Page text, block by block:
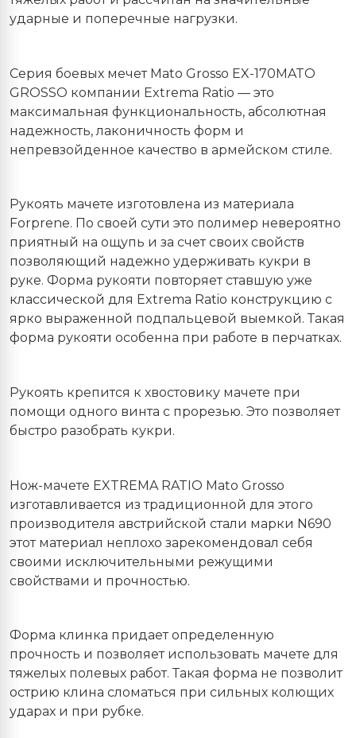
ударные и поперечные нагрузки.
Серия боевых мечет Mato Grosso EX-170MATO
GROSSO компании Extrema Ratio — это
максимальная функциональность, абсолютная
надежность, лаконичность форм и
непревзойденное качество в армейском стиле.
Рукоять мачете изготовлена из материала
Forprene. По своей сути это полимер невероятно
приятный на ощупь и за счет своих свойств
позволяющий надежно удерживать кукри в
руке. Форма рукояти повторяет ставшую уже
классической для Extrema Ratio конструкцию с
ярко выраженной подпальцевой выемкой. Такая
форма рукояти особенна при работе в перчатках.
Рукоять крепится к хвостовику мачете при
помощи одного винта с прорезью. Это позволяет
быстро разобрать кукри.
Нож-мачете EXTREMA RATIO Mato Grosso
изготавливается из традиционной для этого
производителя австрийской стали марки N690
этот материал неплохо зарекомендовал себя
своими исключительными режущими
свойствами и прочностью.
Форма клинка придает определенную
прочность и позволяет использовать мачете для
тяжелых полевых работ. Такая форма не позволит
острию клина сломаться при сильных колющих
ударах и при рубке.